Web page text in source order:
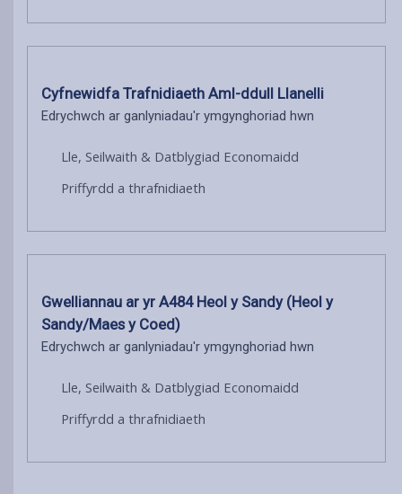
Cyfnewidfa Trafnidiaeth Aml-ddull Llanelli
Edrychwch ar ganlyniadau'r ymgynghoriad hwn
Lle, Seilwaith & Datblygiad Economaidd
Priffyrdd a thrafnidiaeth
Gwelliannau ar yr A484 Heol y Sandy (Heol y
Sandy/Maes y Coed)
Edrychwch ar ganlyniadau'r ymgynghoriad hwn
Lle, Seilwaith & Datblygiad Economaidd
Priffyrdd a thrafnidiaeth